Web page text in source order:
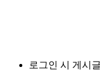
로그인 시 게시